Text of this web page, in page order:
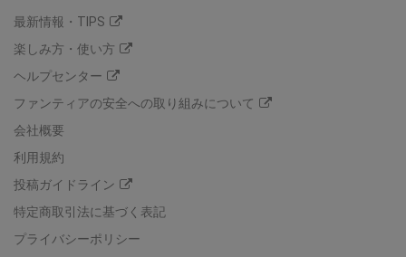
最新情報・TIPS
楽しみ方・使い方
ヘルプセンター
ファンティアの安全への取り組みについて
会社概要
利用規約
投稿ガイドライン
特定商取引法に基づく表記
プライバシーポリシー